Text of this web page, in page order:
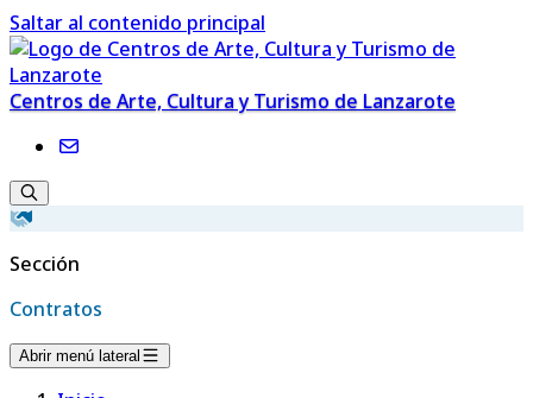
Saltar al contenido principal
Centros de Arte, Cultura y Turismo de Lanzarote
Sección
Contratos
Abrir menú lateral